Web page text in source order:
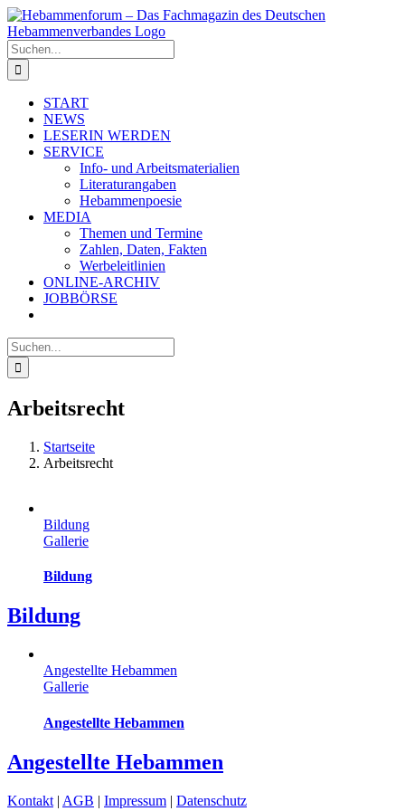
Zum
Inhalt
springen
Suche
nach:
START
NEWS
LESERIN WERDEN
SERVICE
Info- und Arbeitsmaterialien
Literaturangaben
Hebammenpoesie
MEDIA
Themen und Termine
Zahlen, Daten, Fakten
Werbeleitlinien
ONLINE-ARCHIV
JOBBÖRSE
Suche
nach:
Arbeitsrecht
Startseite
Arbeitsrecht
Bildung
Gallerie
Bildung
Bildung
Angestellte Hebammen
Gallerie
Angestellte Hebammen
Angestellte Hebammen
Kontakt | AGB | Impressum | Datenschutz